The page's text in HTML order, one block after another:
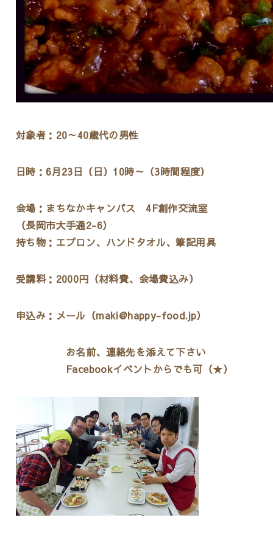
対象者：20～40歳代の男性
日時：6月23日（日）10時～（3時間程度）
会場：まちなかキャンパス 4F創作交流室
（長岡市大手通2-6）
持ち物：エプロン、ハンドタオル、筆記用具
受講料：2000円（材料費、会場費込み）
申込み：メール（maki@happy-food.jp）
お名前、連絡先を添えて下さい
Facebookイベントからでも可（★）